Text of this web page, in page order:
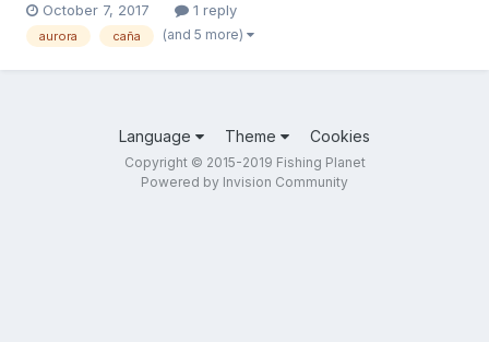
nano spoon de 4g, por ejemplo, el lance es corto.
October 7, 2017 1 reply
aurora caña (and 5 more)
Language Theme Cookies
Copyright © 2015-2019 Fishing Planet
Powered by Invision Community